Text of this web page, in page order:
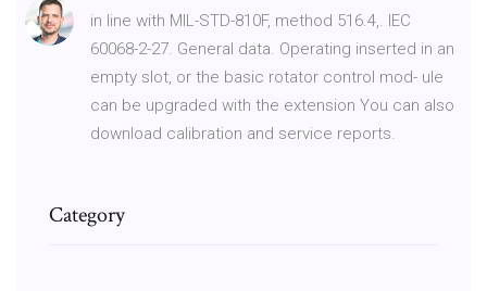
in line with MIL-STD-810F, method 516.4,. IEC
60068-2-27. General data. Operating inserted in an
empty slot, or the basic rotator control mod- ule
can be upgraded with the extension You can also
download calibration and service reports.
Category